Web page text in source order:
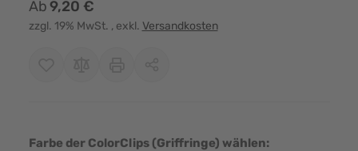
Ab9,20 €
zzgl. 19% MwSt. , exkl. Versandkosten
Farbe der ColorClips (Griffringe) wählen: